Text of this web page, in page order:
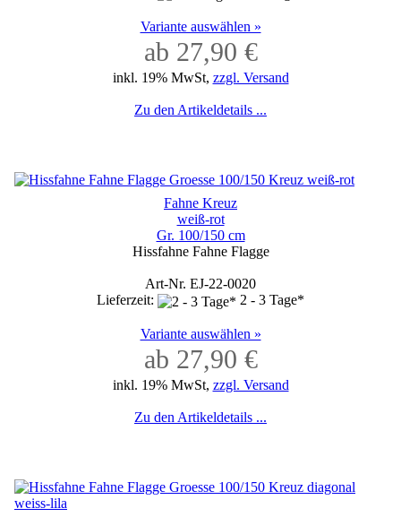
Variante auswählen »
ab 27,90 €
inkl. 19% MwSt, zzgl. Versand
Zu den Artikeldetails ...
Fahne Kreuz
weiß-rot
Gr. 100/150 cm
Hissfahne Fahne Flagge
Art-Nr. EJ-22-0020
Lieferzeit:
2 - 3 Tage*
Variante auswählen »
ab 27,90 €
inkl. 19% MwSt, zzgl. Versand
Zu den Artikeldetails ...